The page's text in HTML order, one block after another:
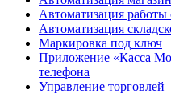
Автоматизация работы
Автоматизация
Маркировка под ключ
Приложение «Касса
телефона
Управление торговлей